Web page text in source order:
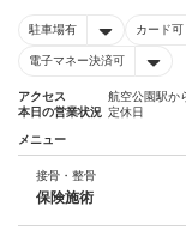
駐車場有 カード可
電子マネー決済可
アクセス
航空公園駅か
本日の営業状況 定休日
メニュー
接骨・整骨
保険施術